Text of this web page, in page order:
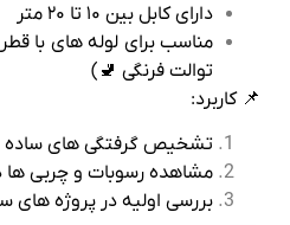
دارای کابل بین ۱۰ تا ۲۰ متر
مناسب برای لوله‌ های با
توالت فرنگی 🚽)
📌 کاربرد:
تشخیص گرفتگی‌ های ساده
مشاهده رسوبات و چربی‌ ها
بررسی اولیه در پروژه‌ های